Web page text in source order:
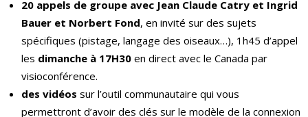
20 appels de groupe avec Jean Claude Catry et Ingrid
Bauer et Norbert Fond, en invité sur des sujets
spécifiques (pistage, langage des oiseaux…), 1h45 d’appel
les dimanche à 17H30 en direct avec le Canada par
visioconférence.
des vidéos sur l’outil communautaire qui vous
permettront d’avoir des clés sur le modèle de la connexion